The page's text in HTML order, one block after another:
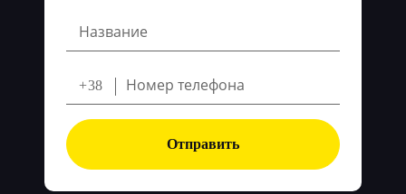
+38
Отправить